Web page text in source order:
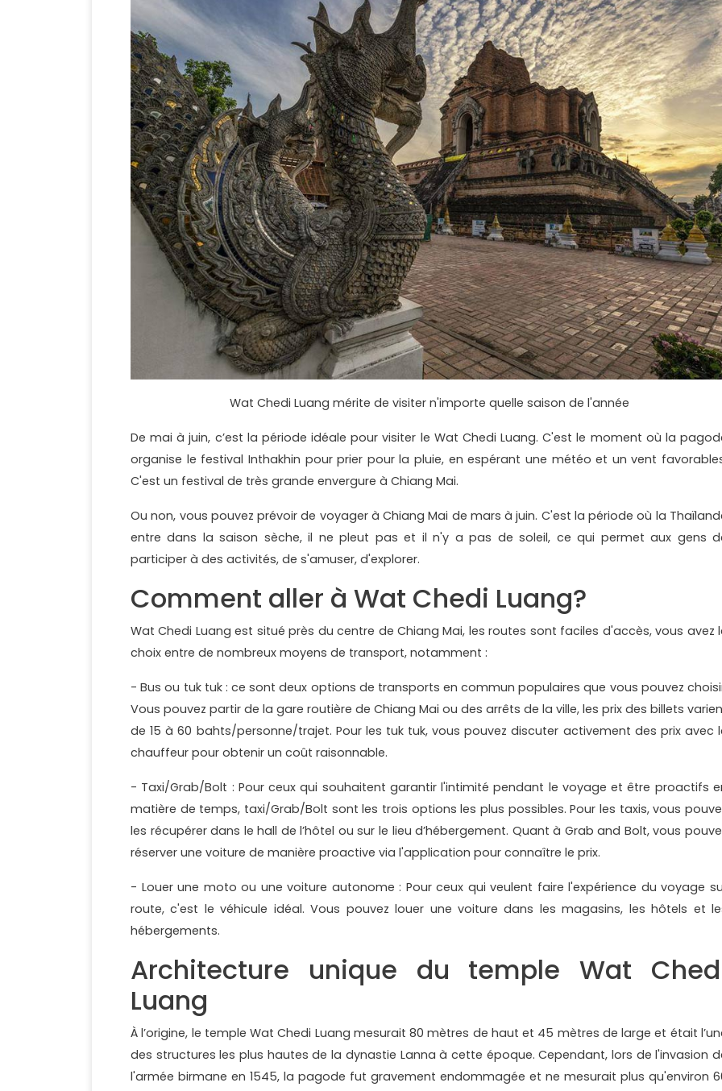
Wat Chedi Luang mérite de visiter n'importe quelle saison de l'année
De mai à juin, c’est la période idéale pour visiter le Wat Chedi Luang. C'est le moment où la
organise le festival Inthakhin pour prier pour la pluie, en espérant une météo et un vent
C'est un festival de très grande envergure à Chiang Mai.
Ou non, vous pouvez prévoir de voyager à Chiang Mai de mars à juin. C'est la période où la
entre dans la saison sèche, il ne pleut pas et il n'y a pas de soleil, ce qui permet aux gens
participer à des activités, de s'amuser, d'explorer.
Comment aller à Wat Chedi Luang?
Wat Chedi Luang est situé près du centre de Chiang Mai, les routes sont faciles d'accès, vous avez
choix entre de nombreux moyens de transport, notamment :
- Bus ou tuk tuk : ce sont deux options de transports en commun populaires que vous pouvez
Vous pouvez partir de la gare routière de Chiang Mai ou des arrêts de la ville, les prix des billets
de 15 à 60 bahts/personne/trajet. Pour les tuk tuk, vous pouvez discuter activement des prix avec
chauffeur pour obtenir un coût raisonnable.
- Taxi/Grab/Bolt : Pour ceux qui souhaitent garantir l'intimité pendant le voyage et être proactifs
matière de temps, taxi/Grab/Bolt sont les trois options les plus possibles. Pour les taxis, vous
les récupérer dans le hall de l’hôtel ou sur le lieu d’hébergement. Quant à Grab and Bolt, vous
réserver une voiture de manière proactive via l'application pour connaître le prix.
- Louer une moto ou une voiture autonome : Pour ceux qui veulent faire l'expérience du voyage
route, c'est le véhicule idéal. Vous pouvez louer une voiture dans les magasins, les hôtels et
hébergements.
Architecture unique du temple Wat
Luang
À l’origine, le temple Wat Chedi Luang mesurait 80 mètres de haut et 45 mètres de large et était
des structures les plus hautes de la dynastie Lanna à cette époque. Cependant, lors de l'invasion
l'armée birmane en 1545, la pagode fut gravement endommagée et ne mesurait plus qu'environ